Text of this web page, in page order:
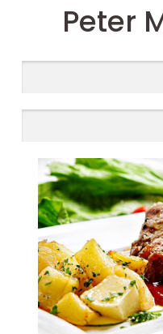
Peter